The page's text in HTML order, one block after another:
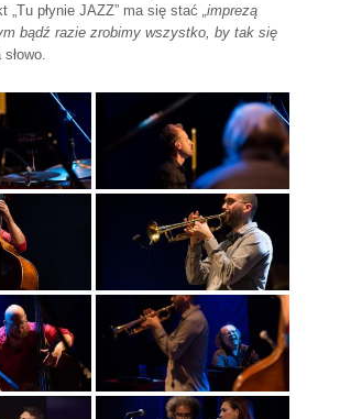
„Tu płynie JAZZ” ma się stać „imprezą
bądź razie zrobimy wszystko, by tak się